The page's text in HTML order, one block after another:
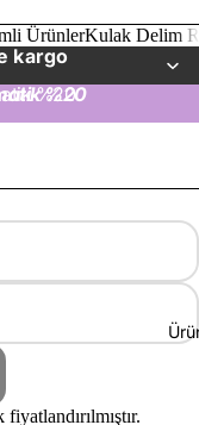
ÜrünlerKulak Delim
kargo
%20
%20